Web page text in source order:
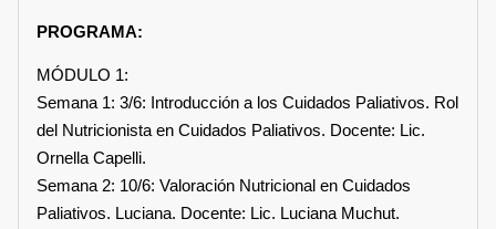
PROGRAMA:
MÓDULO 1:
Semana 1: 3/6: Introducción a los Cuidados Paliativos. Rol
del Nutricionista en Cuidados Paliativos. Docente: Lic.
Ornella Capelli.
Semana 2: 10/6: Valoración Nutricional en Cuidados
Paliativos. Luciana. Docente: Lic. Luciana Muchut.